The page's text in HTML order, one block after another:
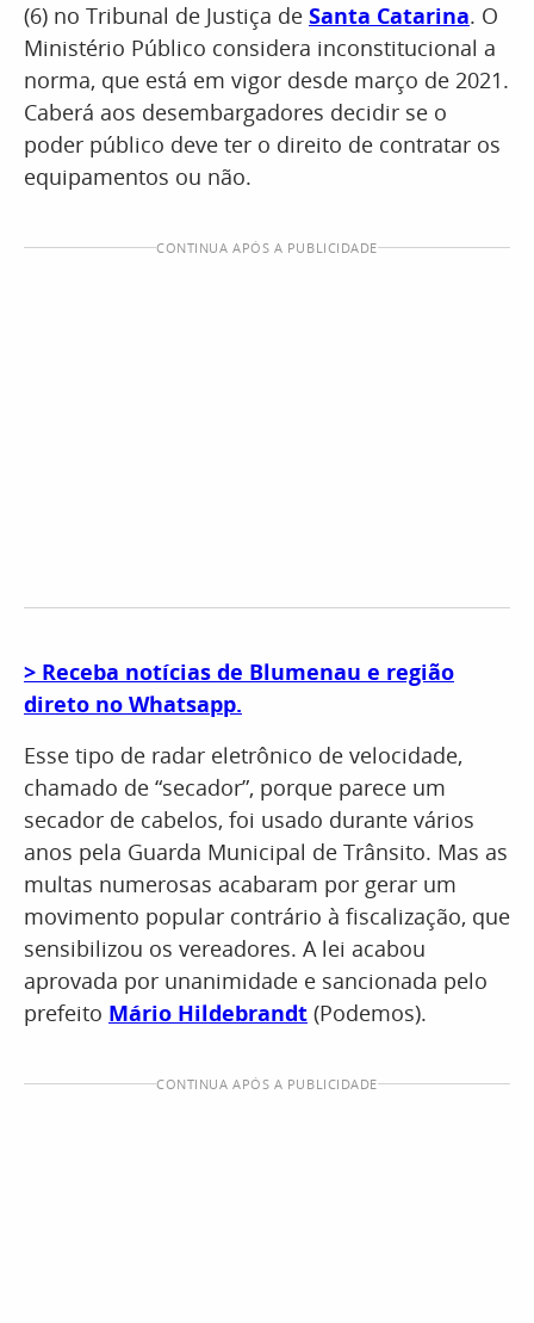
(6) no Tribunal de Justiça de Santa Catarina. O
Ministério Público considera inconstitucional a
norma, que está em vigor desde março de 2021.
Caberá aos desembargadores decidir se o
poder público deve ter o direito de contratar os
equipamentos ou não.
CONTINUA APÓS A PUBLICIDADE
​> Receba notícias de Blumenau e região
direto no Whatsapp.
Esse tipo de radar eletrônico de velocidade,
chamado de “secador”, porque parece um
secador de cabelos, foi usado durante vários
anos pela Guarda Municipal de Trânsito. Mas as
multas numerosas acabaram por gerar um
movimento popular contrário à fiscalização, que
sensibilizou os vereadores. A lei acabou
aprovada por unanimidade e sancionada pelo
prefeito Mário Hildebrandt (Podemos).
CONTINUA APÓS A PUBLICIDADE